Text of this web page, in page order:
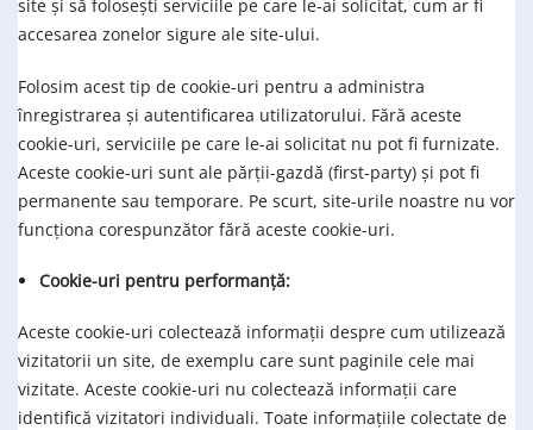
site şi să foloseşti serviciile pe care le-ai solicitat, cum ar fi
accesarea zonelor sigure ale site-ului.
Folosim acest tip de cookie-uri pentru a administra
înregistrarea şi autentificarea utilizatorului. Fără aceste
cookie-uri, serviciile pe care le-ai solicitat nu pot fi furnizate.
Aceste cookie-uri sunt ale părţii-gazdă (first-party) şi pot fi
permanente sau temporare. Pe scurt, site-urile noastre nu vor
funcţiona corespunzător fără aceste cookie-uri.
Cookie-uri pentru performanţă:
Aceste cookie-uri colectează informaţii despre cum utilizează
vizitatorii un site, de exemplu care sunt paginile cele mai
vizitate. Aceste cookie-uri nu colectează informaţii care
identifică vizitatori individuali. Toate informaţiile colectate de